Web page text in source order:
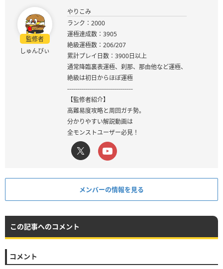
監修者
しゅんぴぃ
やりこみ
ランク：2000
運極達成数：3905
絶級運極数：206/207
累計プレイ日数：3900日以上
通常降臨裏表運極、刹那、那由他など運極、
絶級は初日からほぼ運極
---------------------------------
【監修者紹介】
高難易度攻略と周回ガチ勢。
分かりやすい解説動画は
全モンストユーザー必見！
メンバーの情報を見る
この記事へのコメント
コメント